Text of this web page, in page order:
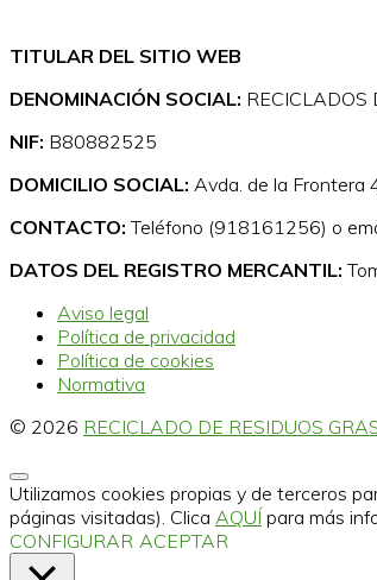
TITULAR DEL SITIO WEB
DENOMINACIÓN SOCIAL: RECICLADOS
NIF: B80882525
DOMICILIO SOCIAL: Avda. de la Frontera
CONTACTO: Teléfono (918161256) o
DATOS DEL REGISTRO MERCANTIL:
Aviso legal
Política de privacidad
Política de cookies
Normativa
© 2026 RECICLADO DE RESIDUOS
Utilizamos cookies propias y de terceros
páginas visitadas). Clica AQUÍpara más
CONFIGURAR ACEPTAR